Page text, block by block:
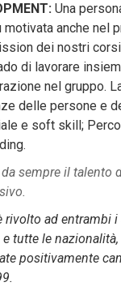
Una
anche nel
dei nostri
di lavorare
nel gruppo.
delle persone e
e soft skill;
sempre il talento
rivolto ad entrambi
tutte le
positivamente